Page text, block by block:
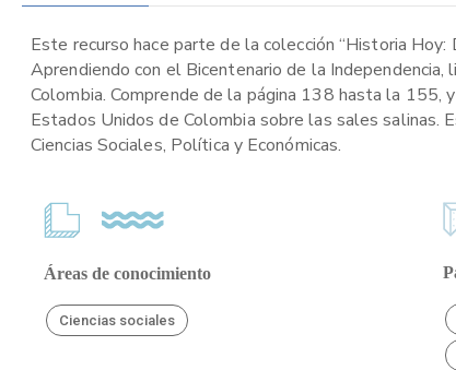
Este recurso hace parte de la colección “Historia
Aprendiendo con el Bicentenario de la
Colombia. Comprende de la página 138 hasta la
Estados Unidos de Colombia sobre las sales salinas.
Ciencias Sociales, Política y Económicas.
Áreas de conocimiento
Ciencias sociales